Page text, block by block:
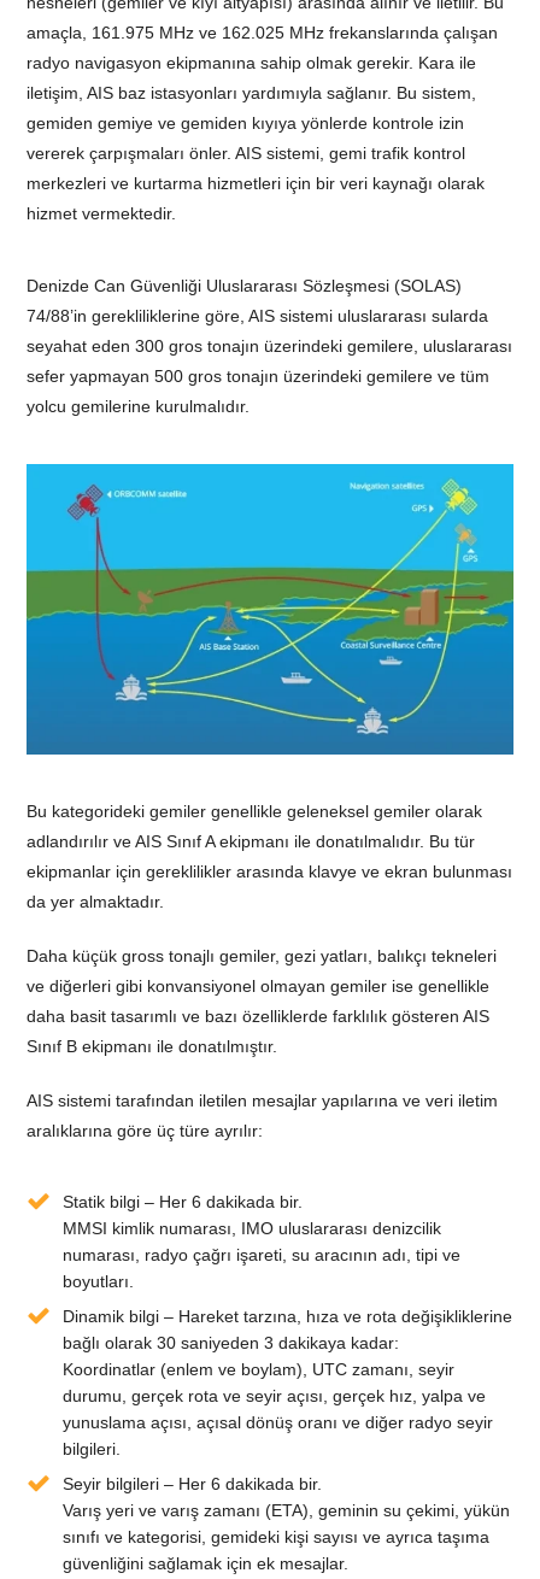
amaçla, 161.975 MHz ve 162.025 MHz frekanslarında çalışan
radyo navigasyon ekipmanına sahip olmak gerekir. Kara ile
iletişim, AIS baz istasyonları yardımıyla sağlanır. Bu sistem,
gemiden gemiye ve gemiden kıyıya yönlerde kontrole izin
vererek çarpışmaları önler. AIS sistemi, gemi trafik kontrol
merkezleri ve kurtarma hizmetleri için bir veri kaynağı olarak
hizmet vermektedir.
Denizde Can Güvenliği Uluslararası Sözleşmesi (SOLAS)
74/88’in gerekliliklerine göre, AIS sistemi uluslararası sularda
seyahat eden 300 gros tonajın üzerindeki gemilere, uluslararası
sefer yapmayan 500 gros tonajın üzerindeki gemilere ve tüm
yolcu gemilerine kurulmalıdır.
Bu kategorideki gemiler genellikle geleneksel gemiler olarak
adlandırılır ve AIS Sınıf A ekipmanı ile donatılmalıdır. Bu tür
ekipmanlar için gereklilikler arasında klavye ve ekran bulunması
da yer almaktadır.
Daha küçük gross tonajlı gemiler, gezi yatları, balıkçı tekneleri
ve diğerleri gibi konvansiyonel olmayan gemiler ise genellikle
daha basit tasarımlı ve bazı özelliklerde farklılık gösteren AIS
Sınıf B ekipmanı ile donatılmıştır.
AIS sistemi tarafından iletilen mesajlar yapılarına ve veri iletim
aralıklarına göre üç türe ayrılır:
Statik bilgi – Her 6 dakikada bir.
MMSI kimlik numarası, IMO uluslararası denizcilik
numarası, radyo çağrı işareti, su aracının adı, tipi ve
boyutları.
Dinamik bilgi – Hareket tarzına, hıza ve rota değişikliklerine
bağlı olarak 30 saniyeden 3 dakikaya kadar:
Koordinatlar (enlem ve boylam), UTC zamanı, seyir
durumu, gerçek rota ve seyir açısı, gerçek hız, yalpa ve
yunuslama açısı, açısal dönüş oranı ve diğer radyo seyir
bilgileri.
Seyir bilgileri – Her 6 dakikada bir.
Varış yeri ve varış zamanı (ETA), geminin su çekimi, yükün
sınıfı ve kategorisi, gemideki kişi sayısı ve ayrıca taşıma
güvenliğini sağlamak için ek mesajlar.